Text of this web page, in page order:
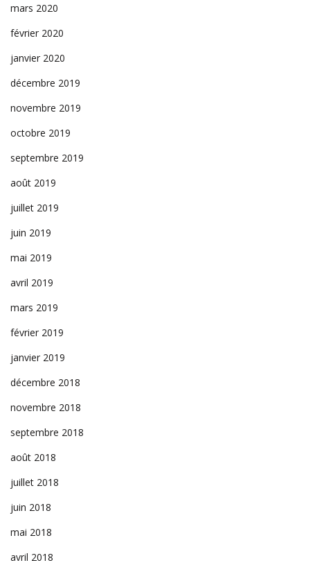
mars 2020
février 2020
janvier 2020
décembre 2019
novembre 2019
octobre 2019
septembre 2019
août 2019
juillet 2019
juin 2019
mai 2019
avril 2019
mars 2019
février 2019
janvier 2019
décembre 2018
novembre 2018
septembre 2018
août 2018
juillet 2018
juin 2018
mai 2018
avril 2018